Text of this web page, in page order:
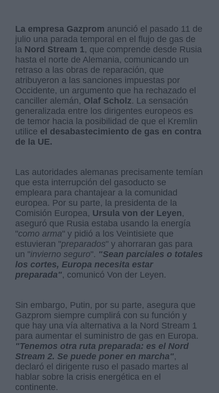
La empresa Gazprom anunció el pasado 11 de
julio una parada temporal en el flujo de gas de
la Nord Stream 1, que comprende desde Rusia
hasta el norte de Alemania, comunicando un
retraso a las obras de reparación, que
atribuyeron a las sanciones impuestas por
Occidente, un argumento que ha rechazado el
canciller alemán, Olaf Scholz. La sensación
generalizada entre los dirigentes europeos es
de temor hacia la posibilidad de que el Kremlin
utilice el desabastecimiento de gas en contra
de la UE.
Las autoridades alemanas precisamente temían
que esta interrupción del gasoducto se
empleara para chantajear a la comunidad
europea. Por su parte, la presidenta de la
Comisión Europea, Ursula von der Leyen,
aseguró que Rusia estaba usando la energía
"como arma" y pidió a los Veintisiete que
estuvieran "preparados" y ahorraran gas para
un "invierno seguro". "Sean parciales o totales
los cortes, Europa necesita estar
preparada", comunicó Von der Leyen.
Sin embargo, Putin, por su parte, asegura que
Gazprom siempre cumplirá con su función y
que hay una vía alternativa a la Nord Stream 1
para aumentar el suministro de gas en Europa.
"Tenemos otra ruta preparada: es el Nord
Stream 2. Se puede poner en marcha",
declaró el dirigente ruso el pasado martes al
hablar sobre la crisis energética en el
continente.